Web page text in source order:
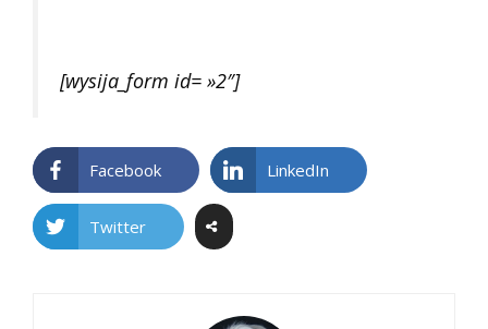
[wysija_form id= »2″]
Facebook LinkedIn
Twitter